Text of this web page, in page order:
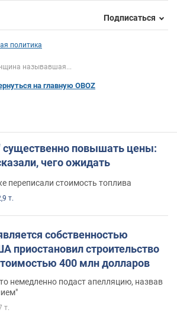
Подписаться
политика
называвшая...
на главную OBOZ
существенно повышать цены:
чего ожидать
переписали стоимость топлива
т.
собственностью
приостановил строительство
400 млн долларов
немедленно подаст апелляцию, назвав
т.